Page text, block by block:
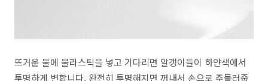
뜨거운 물에 물라스틱을 넣고 기다리면 알갱이들이 하얀색에서
투명하게 변합니다. 완전히 투명해지면 꺼내서 손으로 주물러줍